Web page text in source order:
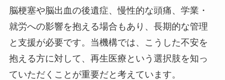
脳梗塞や脳出血の後遺症、慢性的な頭痛、学業・
就労への影響を抱える場合もあり、長期的な管理
と支援が必要です。当機構では、こうした不安を
抱える方に対して、再生医療という選択肢を知っ
ていただくことが重要だと考えています。